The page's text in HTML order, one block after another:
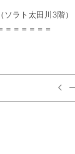
ラト太田川3階）
＝＝＝＝＝＝